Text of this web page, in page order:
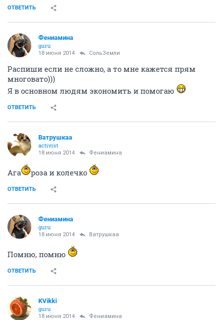
ОТВЕТИТЬ
Фениамина
guru
18 июня 2014 СольЗемли
Распиши если не сложно, а то мне кажется прям
многовато)))
Я в основном людям экономить и помогаю
ОТВЕТИТЬ
Ватрушкаа
activist
18 июня 2014 Фениамина
Ага роза и колечко
ОТВЕТИТЬ
Фениамина
guru
18 июня 2014 Ватрушкаа
Помню, помню
ОТВЕТИТЬ
KVikki
guru
18 июня 2014 Фениамина